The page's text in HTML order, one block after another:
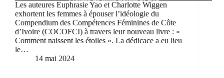
Les auteures Euphrasie Yao et Charlotte Wiggen
exhortent les femmes à épouser l’idéologie du
Compendium des Compétences Féminines de Côte
d’Ivoire (COCOFCI) à travers leur nouveau livre : «
Comment naissent les étoiles ». La dédicace a eu lieu
le…
14 mai 2024